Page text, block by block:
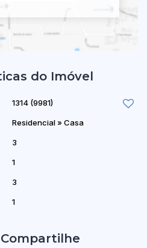
do Imóvel
1314 (9981)
Residencial» Casa
3
1
3
1